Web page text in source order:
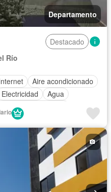
Departamento
Destacado
Río
Aire acondicionado
Electricidad
Agua
amueblado